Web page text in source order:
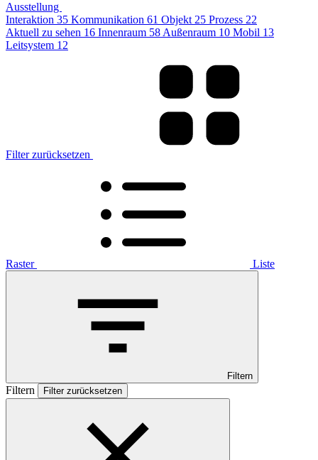
Ausstellung
Interaktion 35 Kommunikation 61 Objekt25 Prozess 22
Aktuell zu sehen 16 Innenraum 58Außenraum 10 Mobil 13
Leitsystem 12
Filter zurücksetzen
Raster Liste
Filtern
Filtern Filter zurücksetzen